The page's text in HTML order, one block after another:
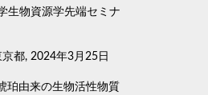
生物資源学先端セミナ
都, 2024年3月25日
珀由来の生物活性物質